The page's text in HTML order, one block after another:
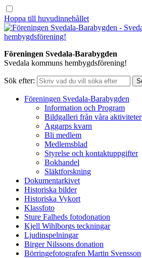
Hoppa till huvudinnehållet
Föreningen Svedala-Barabygden
Svedala kommuns hembygdsförening!
Sök efter:
Föreningen Svedala-Barabygden
Information och Program
Bildgalleri från våra aktiviteter
Aggarps kvarn
Bli medlem
Medlemsblad
Styrelse och kontaktuppgifter
Bokhandel
Släktforskning
Dokumentarkivet
Historiska bilder
Historiska Vykort
Klassfoto
Sture Falheds fotodonation
Kjell Wihlborgs teckningar
Ljudinspelningar
Birger Nilssons donation
Börringefotografen Martin Svensson